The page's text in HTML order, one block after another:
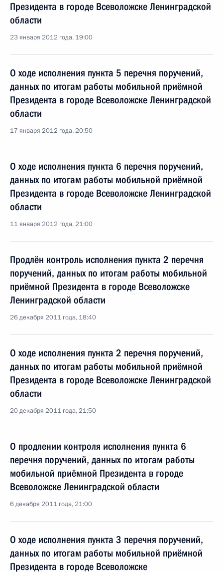
Президента в городе Всеволожске Ленинградской
области
23 января 2012 года, 19:00
О ходе исполнения пункта 5 перечня поручений,
данных по итогам работы мобильной приёмной
Президента в городе Всеволожске Ленинградской
области
17 января 2012 года, 20:50
О ходе исполнения пункта 6 перечня поручений,
данных по итогам работы мобильной приёмной
Президента в городе Всеволожске Ленинградской
области
11 января 2012 года, 21:00
Продлён контроль исполнения пункта 2 перечня
поручений, данных по итогам работы мобильной
приёмной Президента в городе Всеволожске
Ленинградской области
26 декабря 2011 года, 18:40
О ходе исполнения пункта 2 перечня поручений,
данных по итогам работы мобильной приёмной
Президента в городе Всеволожске Ленинградской
области
20 декабря 2011 года, 21:50
О продлении контроля исполнения пункта 6
перечня поручений, данных по итогам работы
мобильной приёмной Президента в городе
Всеволожске Ленинградской области
6 декабря 2011 года, 21:00
О ходе исполнения пункта 3 перечня поручений,
данных по итогам работы мобильной приёмной
Президента в городе Всеволожске